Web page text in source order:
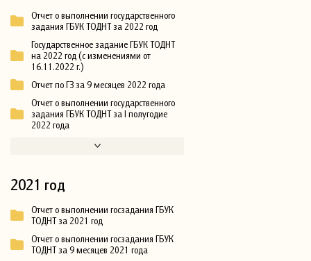
Отчет о выполнении государственного
задания ГБУК ТОДНТ за 2022 год
Государственное задание ГБУК ТОДНТ
на 2022 год (с изменениями от
16.11.2022 г.)
Отчет по ГЗ за 9 месяцев 2022 года
Отчет о выполнении государственного
задания ГБУК ТОДНТ за I полугодие
2022 года
2021 год
Отчет о выполнении госзадания ГБУК
ТОДНТ за 2021 год
Отчет о выполнении госзадания ГБУК
ТОДНТ за 9 месяцев 2021 года